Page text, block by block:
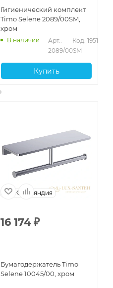
Гигиенический комплект
Timo Selene 2089/00SM,
хром
В наличии
Арт.:
2089/00SM
Код: 19517
Купить
Финляндия
16 174₽
Бумагодержатель Timo
Selene 10045/00, хром